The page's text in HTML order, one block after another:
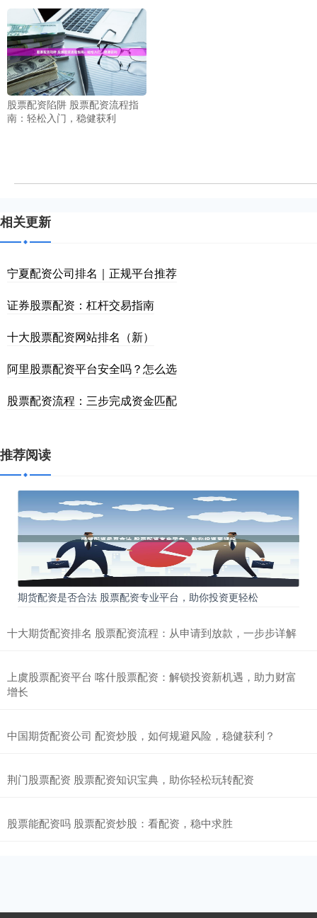
股票配资陷阱 股票配资流程指
南：轻松入门，稳健获利
相关更新
宁夏配资公司排名｜正规平台推荐
证券股票配资：杠杆交易指南
十大股票配资网站排名（新）
阿里股票配资平台安全吗？怎么选
股票配资流程：三步完成资金匹配
推荐阅读
期货配资是否合法 股票配资专业平台，助你投资更轻松
十大期货配资排名 股票配资流程：从申请到放款，一步步详解
上虞股票配资平台 喀什股票配资：解锁投资新机遇，助力财富
增长
中国期货配资公司 配资炒股，如何规避风险，稳健获利？
荆门股票配资 股票配资知识宝典，助你轻松玩转配资
股票能配资吗 股票配资炒股：看配资，稳中求胜